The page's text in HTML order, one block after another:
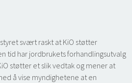
svært raskt at KiO støtter
tid har jordbrukets forhandlingsutvalg
støtter et slik vedtak og mener at
å vise myndighetene at en